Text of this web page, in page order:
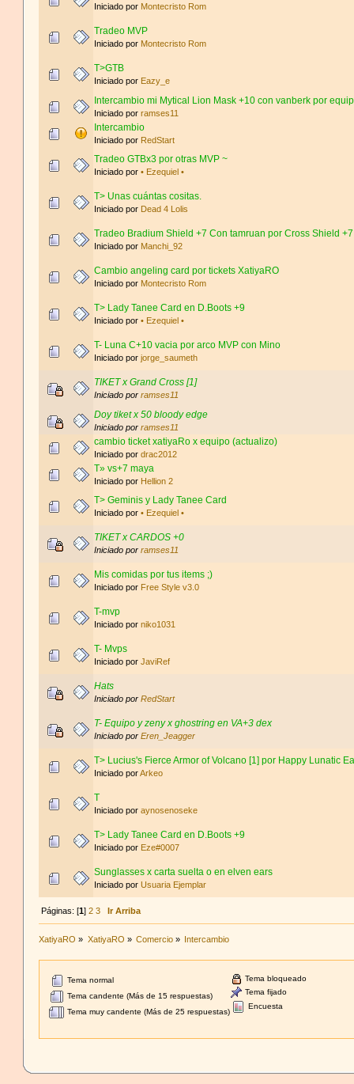
Iniciado por Montecristo Rom
Tradeo MVP
Iniciado por Montecristo Rom
T>GTB
Iniciado por Eazy_e
Intercambio mi Mytical Lion Mask +10 con vanberk por
Iniciado porramses11
Intercambio
Iniciado por RedStart
Tradeo GTBx3 por otras MVP ~
Iniciado por• Ezequiel •
T> Unas cuántas cositas.
Iniciado por Dead 4 Lolis
Tradeo Bradium Shield +7 Con tamruan por Cross Shield
Iniciado por Manchi_92
Cambio angeling card por tickets XatiyaRO
Iniciado por Montecristo Rom
T> Lady Tanee Card en D.Boots +9
Iniciado por• Ezequiel •
T- Luna C+10 vacia por arco MVP con Mino
Iniciado porjorge_saumeth
TIKET x Grand Cross [1]
Iniciado porramses11
Doy tiket x 50 bloody edge
Iniciado porramses11
cambio ticket xatiyaRo x equipo (actualizo)
Iniciado pordrac2012
T» vs+7 maya
Iniciado por Hellion 2
T> Geminis y Lady Tanee Card
Iniciado por• Ezequiel •
TIKET x CARDOS +0
Iniciado porramses11
Mis comidas por tus items ;)
Iniciado por Free Style v3.0
T-mvp
Iniciado porniko1031
T- Mvps
Iniciado porJaviRef
Hats
Iniciado porRedStart
T- Equipo y zeny x ghostring en VA+3 dex
Iniciado porEren_Jeagger
T> Lucius's Fierce Armor of Volcano [1] por Happy Lunatic
Iniciado porArkeo
T
Iniciado poraynosenoseke
T> Lady Tanee Card en D.Boots +9
Iniciado por Eze#0007
Sunglasses x carta suelta o en elven ears
Iniciado porUsuaria Ejemplar
Páginas: [1] 2 3 Ir Arriba
XatiyaRO » XatiyaRO » Comercio » Intercambio
Tema normal
Tema candente (Más de 15 respuestas)
Tema muy candente (Más de 25 respuestas)
Tema bloqueado
Tema fijado
Encuesta